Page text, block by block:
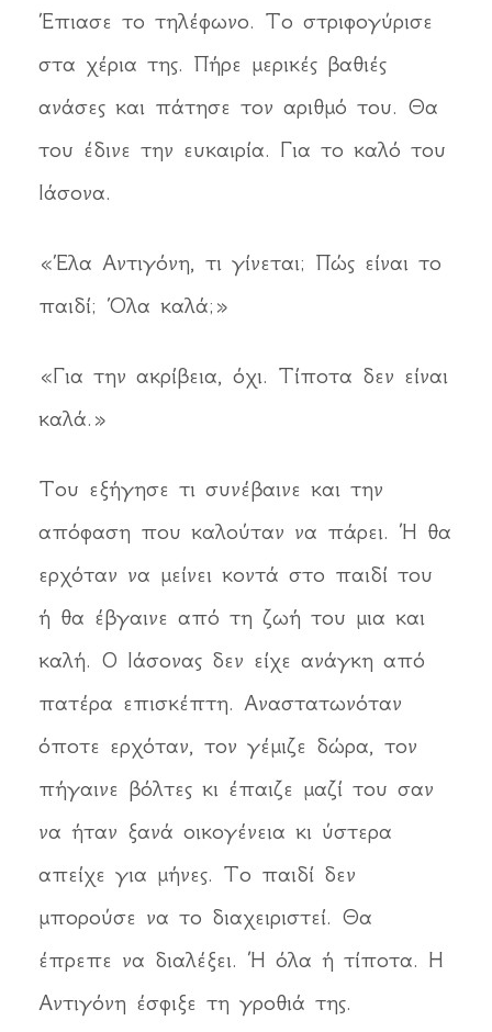
Έπιασε το τηλέφωνο. Το στριφογύρισε
στα χέρια της. Πήρε μερικές βαθιές
ανάσες και πάτησε τον αριθμό του. Θα
του έδινε την ευκαιρία. Για το καλό του
Ιάσονα.
«Έλα Αντιγόνη, τι γίνεται; Πώς είναι το
παιδί; Όλα καλά;»
«Για την ακρίβεια, όχι. Τίποτα δεν είναι
καλά.»
Του εξήγησε τι συνέβαινε και την
απόφαση που καλούταν να πάρει. Ή θα
ερχόταν να μείνει κοντά στο παιδί του
ή θα έβγαινε από τη ζωή του μια και
καλή. Ο Ιάσονας δεν είχε ανάγκη από
πατέρα επισκέπτη. Αναστατωνόταν
όποτε ερχόταν, τον γέμιζε δώρα, τον
πήγαινε βόλτες κι έπαιζε μαζί του σαν
να ήταν ξανά οικογένεια κι ύστερα
απείχε για μήνες. Το παιδί δεν
μπορούσε να το διαχειριστεί. Θα
έπρεπε να διαλέξει. Ή όλα ή τίποτα. Η
Αντιγόνη έσφιξε τη γροθιά της.